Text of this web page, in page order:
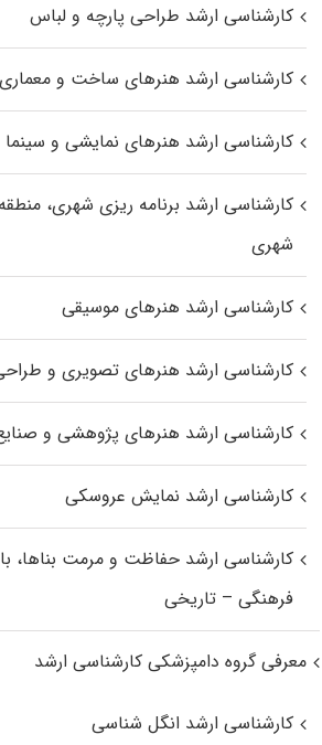
کارشناسی ارشد طراحی پارچه و لباس
کارشناسی ارشد هنرهای ساخت و معماری
کارشناسی ارشد هنرهای نمایشی و سینما
کارشناسی ارشد برنامه ریزی شهری،
شهری
کارشناسی ارشد هنرهای موسیقی
کارشناسی ارشد هنرهای تصویری و
کارشناسی ارشد هنرهای پژوهشی و
کارشناسی ارشد نمایش عروسکی
کارشناسی ارشد حفاظت و مرمت بناها،
فرهنگی – تاریخی
معرفی گروه دامپزشکی کارشناسی ارشد
کارشناسی ارشد انگل شناسی